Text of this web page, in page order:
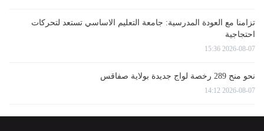
تزامنا مع العودة المدرسية: جامعة التعليم الاساسي تستعد لتحركات
احتجاجية
2026-08-07 15:36
نحو منح 289 رخصة لواج جديدة بولاية صفاقس
2026-08-07 14:12